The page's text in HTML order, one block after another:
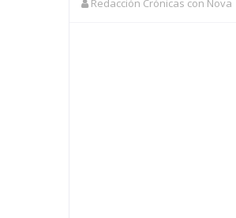
Redacción Crónicas con Nova